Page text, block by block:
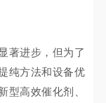
进步，但为了
纯方法和设备优
型高效催化剂、